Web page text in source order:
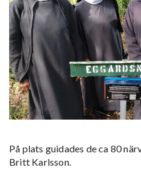
På plats guidades de ca 80
Britt Karlsson.